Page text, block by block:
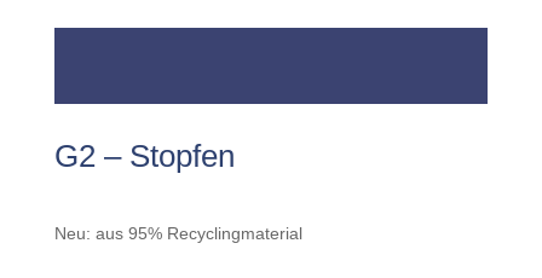
G2 – Stopfen
Neu: aus 95% Recyclingmaterial